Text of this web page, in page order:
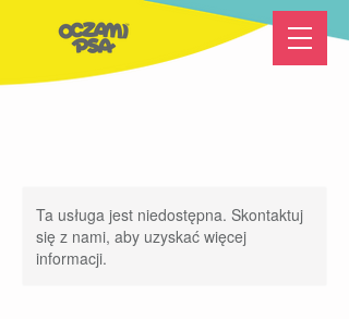
Ta usługa jest niedostępna. Skontaktuj
się z nami, aby uzyskać więcej
informacji.